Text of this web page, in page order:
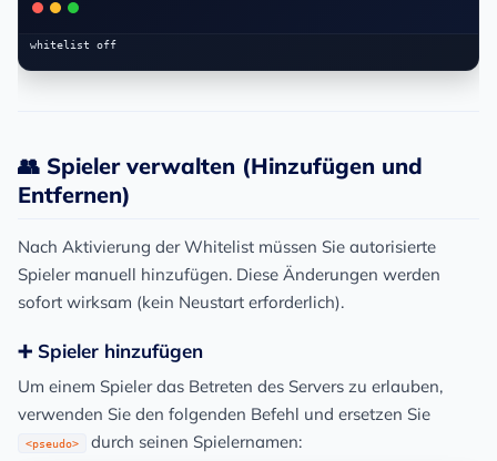
👥 Spieler verwalten (Hinzufügen und
Entfernen)
Nach Aktivierung der Whitelist müssen Sie autorisierte
Spieler manuell hinzufügen. Diese Änderungen werden
sofort wirksam (kein Neustart erforderlich).
➕ Spieler hinzufügen
Um einem Spieler das Betreten des Servers zu erlauben,
verwenden Sie den folgenden Befehl und ersetzen Sie
<pseudo> durch seinen Spielernamen: